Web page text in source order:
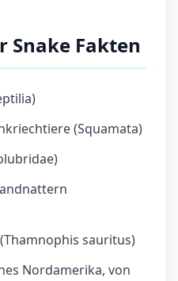
Snake Fakten
(Squamata)
sauritus)
Nordamerika, von